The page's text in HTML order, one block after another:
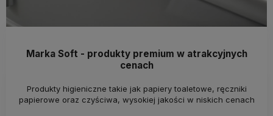
Marka Soft - produkty premium w atrakcyjnych
cenach
Produkty higieniczne takie jak papiery toaletowe, ręczniki
papierowe oraz czyściwa, wysokiej jakości w niskich cenach